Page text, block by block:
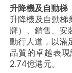
升降機及自動梯
升降機及自動
牌）、銷售、安
動行人道，以滿
品質的卓越表
2.74億港元。